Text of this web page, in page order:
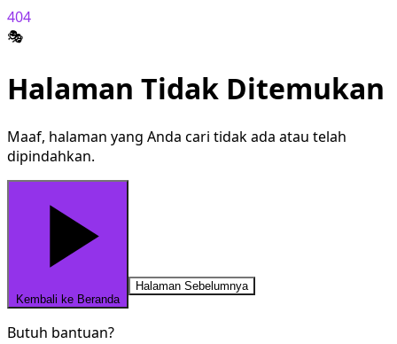
404
🎭
Halaman Tidak Ditemukan
Maaf, halaman yang Anda cari tidak ada atau telah
dipindahkan.
Kembali ke Beranda
Halaman Sebelumnya
Butuh bantuan?